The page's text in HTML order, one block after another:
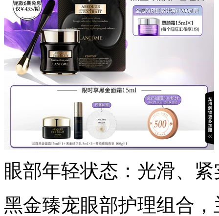
眼部年轻状态：光滑、
黑金臻宠眼部护理组合